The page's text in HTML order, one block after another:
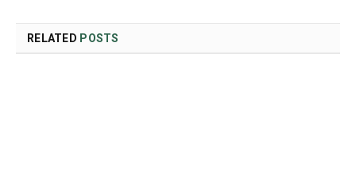
RELATED POSTS